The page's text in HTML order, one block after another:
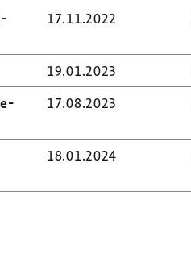
17.11.2022
19.01.2023
17.08.2023
18.01.2024